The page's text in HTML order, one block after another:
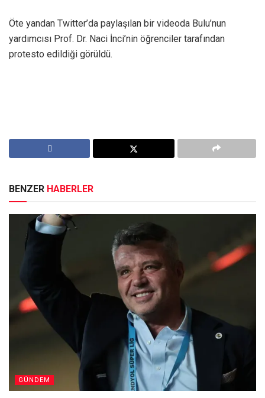
Öte yandan Twitter’da paylaşılan bir videoda Bulu’nun
yardımcısı Prof. Dr. Naci İnci’nin öğrenciler tarafından
protesto edildiği görüldü.
BENZER HABERLER
GÜNDEM